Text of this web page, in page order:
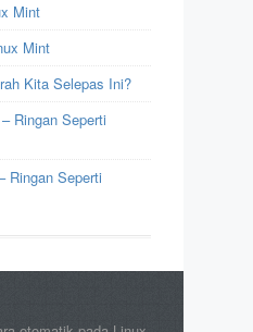
Mint
Mint
Kita Selepas Ini?
Ringan Seperti
Ringan Seperti